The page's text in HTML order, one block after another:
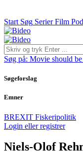
Start Søg Serier Film
Søg på: Movie should
Søgeforslag
Emner
BREXIT Fiskeripolitik
Login eller registrer
Niels-Olof